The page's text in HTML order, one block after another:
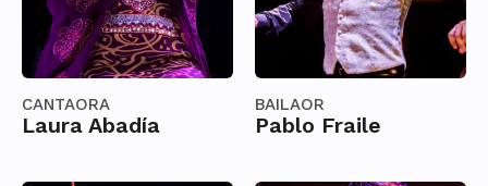
CANTAORA
Laura Abadía
BAILAOR
Pablo Fraile